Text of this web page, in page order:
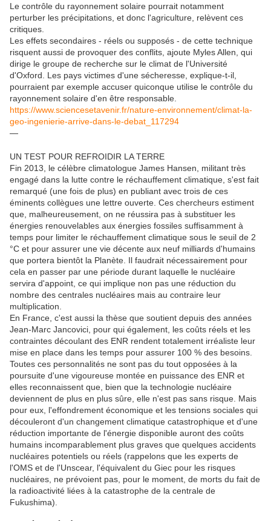
Le contrôle du rayonnement solaire pourrait notamment
perturber les précipitations, et donc l'agriculture, relèvent ces
critiques.
Les effets secondaires - réels ou supposés - de cette technique
risquent aussi de provoquer des conflits, ajoute Myles Allen, qui
dirige le groupe de recherche sur le climat de l'Université
d'Oxford. Les pays victimes d'une sécheresse, explique-t-il,
pourraient par exemple accuser quiconque utilise le contrôle du
rayonnement solaire d'en être responsable.
https://www.sciencesetavenir.fr/nature-environnement/climat-la-
geo-ingenierie-arrive-dans-le-debat_117294
—
UN TEST POUR REFROIDIR LA TERRE
Fin 2013, le célèbre climatologue James Hansen, militant très
engagé dans la lutte contre le réchauffement climatique, s'est fait
remarqué (une fois de plus) en publiant avec trois de ces
éminents collègues une lettre ouverte. Ces chercheurs estiment
que, malheureusement, on ne réussira pas à substituer les
énergies renouvelables aux énergies fossiles suffisamment à
temps pour limiter le réchauffement climatique sous le seuil de 2
°C et pour assurer une vie décente aux neuf milliards d'humains
que portera bientôt la Planète. Il faudrait nécessairement pour
cela en passer par une période durant laquelle le nucléaire
servira d'appoint, ce qui implique non pas une réduction du
nombre des centrales nucléaires mais au contraire leur
multiplication.
En France, c'est aussi la thèse que soutient depuis des années
Jean-Marc Jancovici, pour qui également, les coûts réels et les
contraintes découlant des ENR rendent totalement irréaliste leur
mise en place dans les temps pour assurer 100 % des besoins.
Toutes ces personnalités ne sont pas du tout opposées à la
poursuite d'une vigoureuse montée en puissance des ENR et
elles reconnaissent que, bien que la technologie nucléaire
deviennent de plus en plus sûre, elle n'est pas sans risque. Mais
pour eux, l'effondrement économique et les tensions sociales qui
découleront d'un changement climatique catastrophique et d'une
réduction importante de l'énergie disponible auront des coûts
humains incomparablement plus graves que quelques accidents
nucléaires potentiels ou réels (rappelons que les experts de
l'OMS et de l'Unscear, l'équivalent du Giec pour les risques
nucléaires, ne prévoient pas, pour le moment, de morts du fait de
la radioactivité liées à la catastrophe de la centrale de
Fukushima).